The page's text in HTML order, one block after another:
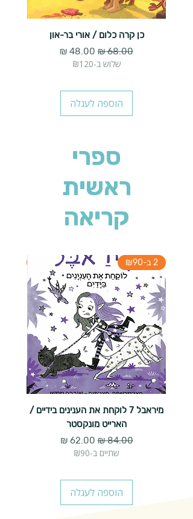
כן קרה כלום / אורי בר-און
מחיר רגיל מחיר מבצע
שלוש ב-₪120
הוספה לעגלה
ספרי
ראשית
קריאה
2 ב-₪90
מיראבל 7 לוקחת את הענינים בידיים /
הארייט מונקסטר
מחיר רגיל‏84.00 ‏₪ מחיר מבצע
שתיים ב-₪90
הוספה לעגלה